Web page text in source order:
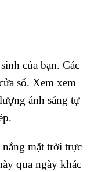
của bạn. Các
sổ. Xem xem
ánh sáng tự
mặt trời trực
qua ngày khác